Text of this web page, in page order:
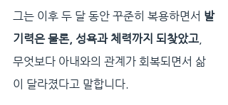
그는 이후 두 달 동안 꾸준히 복용하면서 발
기력은 물론, 성욕과 체력까지 되찾았고,
무엇보다 아내와의 관계가 회복되면서 삶
이 달라졌다고 말합니다.